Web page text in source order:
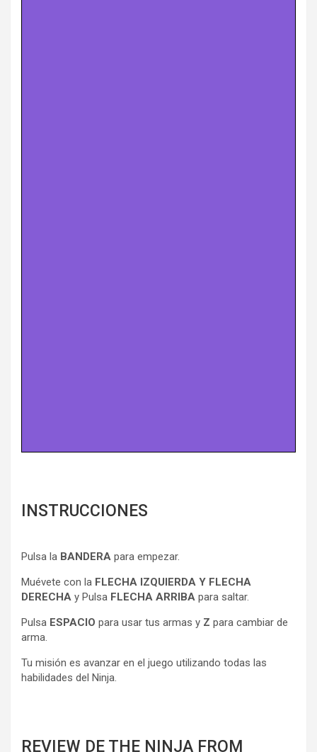
INSTRUCCIONES
Pulsa la BANDERA para empezar.
Muévete con la FLECHA IZQUIERDA Y FLECHA
DERECHA y Pulsa FLECHA ARRIBA para saltar.
Pulsa ESPACIO para usar tus armas y Z para cambiar de
arma.
Tu misión es avanzar en el juego utilizando todas las
habilidades del Ninja.
REVIEW DE THE NINJA FROM